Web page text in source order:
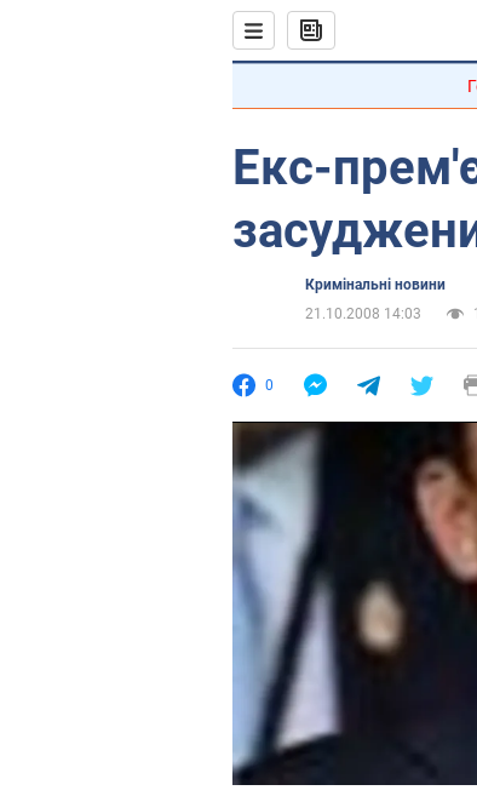
Екс-
Кримінальні новини
21.10.2008 14:03
0